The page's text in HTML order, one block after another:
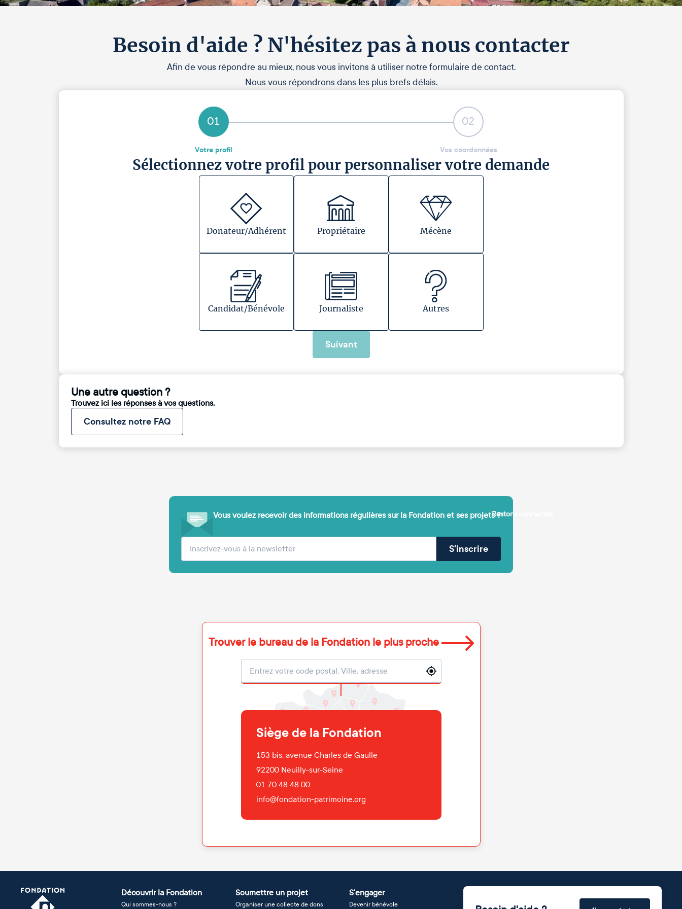
Besoin d'aide ? N'hésitez pas à nous contacter
Afin de vous répondre au mieux, nous vous invitons à utiliser notre formulaire de contact.
Nous vous répondrons dans les plus brefs délais.
01
Votre profil
02
Vos coordonnées
Sélectionnez votre profil pour personnaliser votre demande
Donateur/Adhérent Propriétaire Mécène
Candidat/Bénévole Journaliste Autres
Suivant
Une autre question ?
Trouvez ici les réponses à vos questions.
Consultez notre FAQ
Vous voulez recevoir des informations régulières sur la Fondation et ses projets ?
Votre adresse e-mail (obligatoire) S'inscrire
Restons connectés
Trouver le bureau de la Fondation le plus proche
Localisation
Siège de la Fondation
153 bis, avenue Charles de Gaulle
92200 Neuilly-sur-Seine
01 70 48 48 00
info@fondation-patrimoine.org
Découvrir la Fondation
Qui sommes-nous ?
Soumettre un projet
Organiser une collecte de dons
S'engager
Devenir bénévole